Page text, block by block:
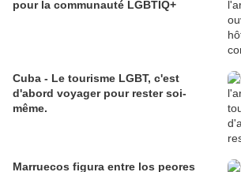
pour la communauté LGBTIQ+
Cuba - Le tourisme LGBT, c'est
d'abord voyager pour rester soi-
même.
Marruecos figura entre los peores